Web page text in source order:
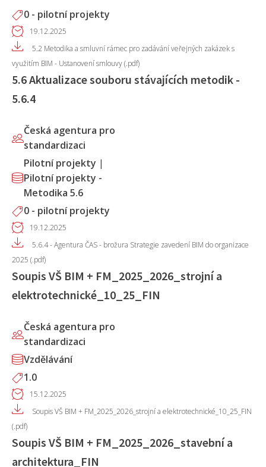
0 - pilotní projekty
19.12.2025
5.2 Metodika a smluvní rámec pro zadávání veřejných zakázek s
využitím BIM - Ustanovení smlouvy (.pdf)
5.6 Aktualizace souboru stávajících metodik -
5.6.4
Česká agentura pro
standardizaci
Pilotní projekty |
Pilotní projekty -
Metodika 5.6
0 - pilotní projekty
19.12.2025
5.6.4 - Agentura ČAS - brožura Strategie zavedení BIM do organizace
2025 (.pdf)
Soupis VŠ BIM + FM_2025_2026_strojní a
elektrotechnické_10_25_FIN
Česká agentura pro
standardizaci
Vzdělávání
1.0
15.12.2025
Soupis VŠ BIM + FM_2025_2026_strojní a elektrotechnické_10_25_FIN
(.pdf)
Soupis VŠ BIM + FM_2025_2026_stavební a
architektura_FIN